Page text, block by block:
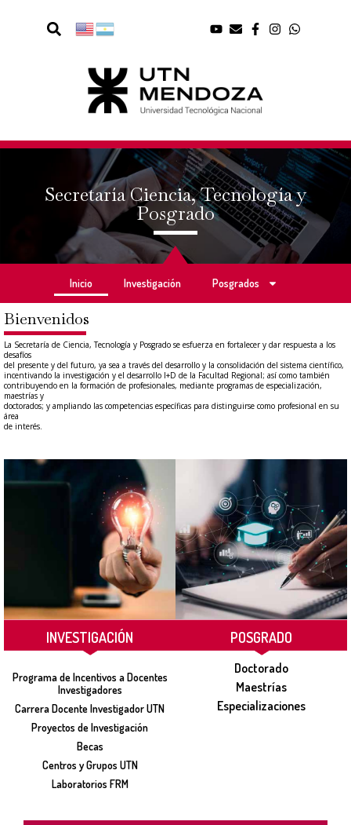
Secretaría Ciencia, Tecnología y
Posgrado
Inicio Investigación Posgrados
Bienvenidos
La Secretaría de Ciencia, Tecnología y Posgrado se esfuerza en fortalecer y dar respuesta a los
desafíos
del presente y del futuro, ya sea a través del desarrollo y la consolidación del sistema científico,
incentivando la investigación y el desarrollo I+D de la Facultad Regional; así como también
contribuyendo en la formación de profesionales, mediante programas de especialización,
maestrías y
doctorados; y ampliando las competencias específicas para distinguirse como profesional en su
área
de interés.
INVESTIGACIÓN
Programa de Incentivos a Docentes
Investigadores
Carrera Docente Investigador UTN
Proyectos de Investigación
Becas
Centros y Grupos UTN
Laboratorios FRM
POSGRADO
Doctorado
Maestrías
Especializaciones